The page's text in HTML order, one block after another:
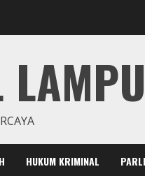
HUKUM KRIMINAL